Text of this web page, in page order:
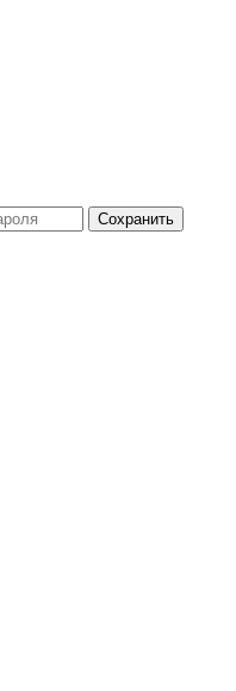
Сохранить